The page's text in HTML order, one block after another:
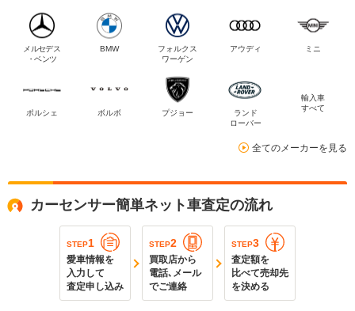
メルセデス
・ベンツ
BMW
フォルクス
ワーゲン
アウディ ミニ
ポルシェ ボルボ プジョー
ランド
ローバー
輸入車
すべて
全てのメーカーを見る
カーセンサー簡単ネット車査定の流れ
STEP1
愛車情報を
入力して
査定申し込み
STEP2
買取店から
電話､メール
でご連絡
STEP3
査定額を
比べて売却先
を決める